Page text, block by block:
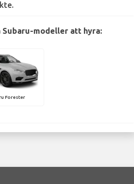
Subaru-modeller att hyra:
Forester